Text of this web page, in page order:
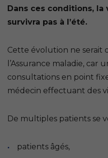
Dans ces conditions,
survivra pas à l’été.
Cette évolution ne serait
l’Assurance maladie,
consultations en point
médecin effectuant des
De multiples patients se
patients âgés,